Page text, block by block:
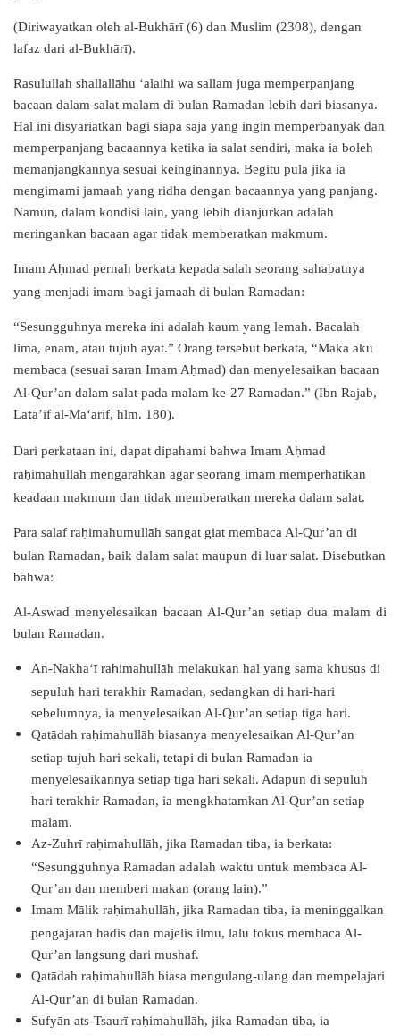
(Diriwayatkan oleh al-Bukhārī (6) dan Muslim (2308), dengan
lafaz dari al-Bukhārī).
Rasulullah shallallāhu ‘alaihi wa sallam juga memperpanjang
bacaan dalam salat malam di bulan Ramadan lebih dari biasanya.
Hal ini disyariatkan bagi siapa saja yang ingin memperbanyak dan
memperpanjang bacaannya ketika ia salat sendiri, maka ia boleh
memanjangkannya sesuai keinginannya. Begitu pula jika ia
mengimami jamaah yang ridha dengan bacaannya yang panjang.
Namun, dalam kondisi lain, yang lebih dianjurkan adalah
meringankan bacaan agar tidak memberatkan makmum.
Imam A ḥmad pernah berkata kepada salah seorang sahabatnya
yang menjadi imam bagi jamaah di bulan Ramadan:
“Sesungguhnya mereka ini adalah kaum yang lemah. Bacalah
lima, enam, atau tujuh ayat.” Orang tersebut berkata, “Maka aku
membaca (sesuai saran Imam A ḥmad) dan menyelesaikan bacaan
Al-Qur’an dalam salat pada malam ke-27 Ramadan.” (Ibn Rajab,
Laṭā’if al-Ma‘ārif, hlm. 180).
Dari perkataan ini, dapat dipahami bahwa Imam A ḥmad
ra ḥimahullāh mengarahkan agar seorang imam memperhatikan
keadaan makmum dan tidak memberatkan mereka dalam salat.
Para salaf ra ḥimahumullāh sangat giat membaca Al-Qur’an di
bulan Ramadan, baik dalam salat maupun di luar salat. Disebutkan
bahwa:
Al-Aswad menyelesaikan bacaan Al-Qur’an setiap dua malam di
bulan Ramadan.
An-Nakha‘ī ra ḥimahullāh melakukan hal yang sama khusus di
sepuluh hari terakhir Ramadan, sedangkan di hari-hari
sebelumnya, ia menyelesaikan Al-Qur’an setiap tiga hari.
Qatādah ra ḥimahullāh biasanya menyelesaikan Al-Qur’an
setiap tujuh hari sekali, tetapi di bulan Ramadan ia
menyelesaikannya setiap tiga hari sekali. Adapun di sepuluh
hari terakhir Ramadan, ia mengkhatamkan Al-Qur’an setiap
malam.
Az-Zuhrī ra ḥimahullāh, jika Ramadan tiba, ia berkata:
“Sesungguhnya Ramadan adalah waktu untuk membaca Al-
Qur’an dan memberi makan (orang lain).”
Imam Mālik ra ḥimahullāh, jika Ramadan tiba, ia meninggalkan
pengajaran hadis dan majelis ilmu, lalu fokus membaca Al-
Qur’an langsung dari mushaf.
Qatādah ra ḥimahullāh biasa mengulang-ulang dan mempelajari
Al-Qur’an di bulan Ramadan.
Sufyān ats-Tsaurī ra ḥimahullāh, jika Ramadan tiba, ia